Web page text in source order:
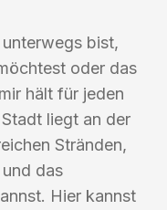
bist,
oder das
hält für jeden
liegt an der
Stränden,
das
Hier kannst